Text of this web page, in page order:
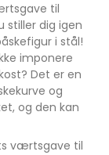
til
stiller dig igen
i stål!
imponere
Det er en
og
og den kan
værtsgave til